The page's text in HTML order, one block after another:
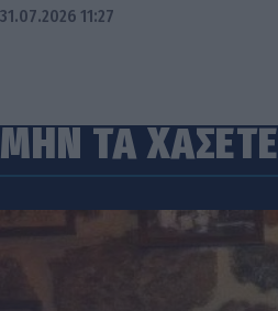
31.07.2026 11:27
ΜΗΝ ΤΑ ΧΑΣΕΤΕ